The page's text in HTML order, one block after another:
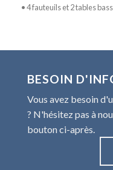
• 4 fauteuils et 2 tables
BESOIN
Vous avez besoin
? N'hésitez pas à
bouton ci-après.